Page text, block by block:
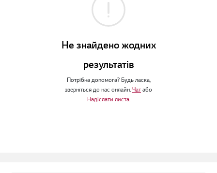
Не знайдено жодних
результатів
Потрібна допомога? Будь ласка,
зверніться до нас онлайн.Чатабо
Надіслати листа.